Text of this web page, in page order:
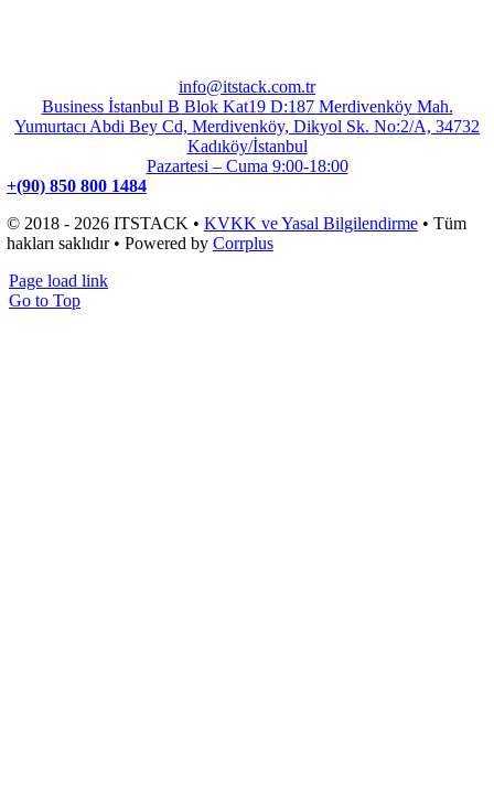
info@itstack.com.tr
Business İstanbul B Blok Kat19 D:187 Merdivenköy Mah.
Yumurtacı Abdi Bey Cd, Merdivenköy, Dikyol Sk. No:2/A, 34732
Kadıköy/İstanbul
Pazartesi – Cuma 9:00-18:00
+(90) 850 800 1484
© 2018 - 2026 ITSTACK • KVKK ve Yasal Bilgilendirme• Tüm
hakları saklıdır • Powered by Corrplus
Page load link
Go to Top